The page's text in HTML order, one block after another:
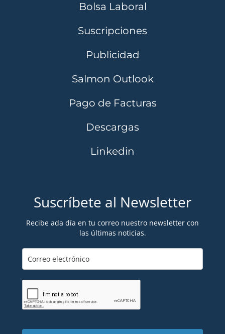
Bolsa Laboral
Suscripciones
Publicidad
Salmon Outlook
Pago de Facturas
Descargas
Linkedin
Suscríbete al Newsletter
Recibe ada día en tu correo nuestro newsletter con
las últimas noticias.